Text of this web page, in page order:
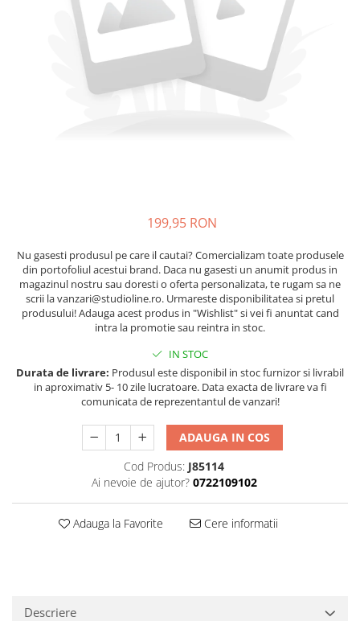
199,95 RON
Nu gasesti produsul pe care il cautai? Comercializam toate produsele
din portofoliul acestui brand. Daca nu gasesti un anumit produs in
magazinul nostru sau doresti o oferta personalizata, te rugam sa ne
scrii la vanzari@studioline.ro. Urmareste disponibilitatea si pretul
produsului! Adauga acest produs in "Wishlist" si vei fi anuntat cand
intra la promotie sau reintra in stoc.
IN STOC
Durata de livrare: Produsul este disponibil in stoc furnizor si livrabil
in aproximativ 5- 10 zile lucratoare. Data exacta de livrare va fi
comunicata de reprezentantul de vanzari!
ADAUGA IN COS
Cod Produs: J85114
Ai nevoie de ajutor? 0722109102
Adauga la Favorite Cere informatii
Descriere